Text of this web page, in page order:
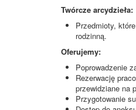
Twórcze arcydzieła:
Przedmioty,
rodzinną.
Oferujemy:
Poprowadzenie
Rezerwację
przewidziane na
Przygotowanie